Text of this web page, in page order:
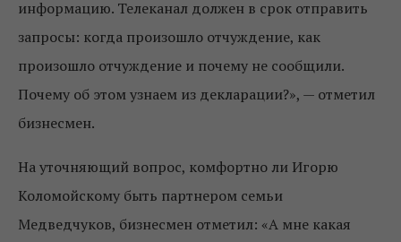
информацию. Телеканал должен в срок отправить
запросы: когда произошло отчуждение, как
произошло отчуждение и почему не сообщили.
Почему об этом узнаем из декларации?», — отметил
бизнесмен.
На уточняющий вопрос, комфортно ли Игорю
Коломойскому быть партнером семьи
Медведчуков, бизнесмен отметил: «А мне какая